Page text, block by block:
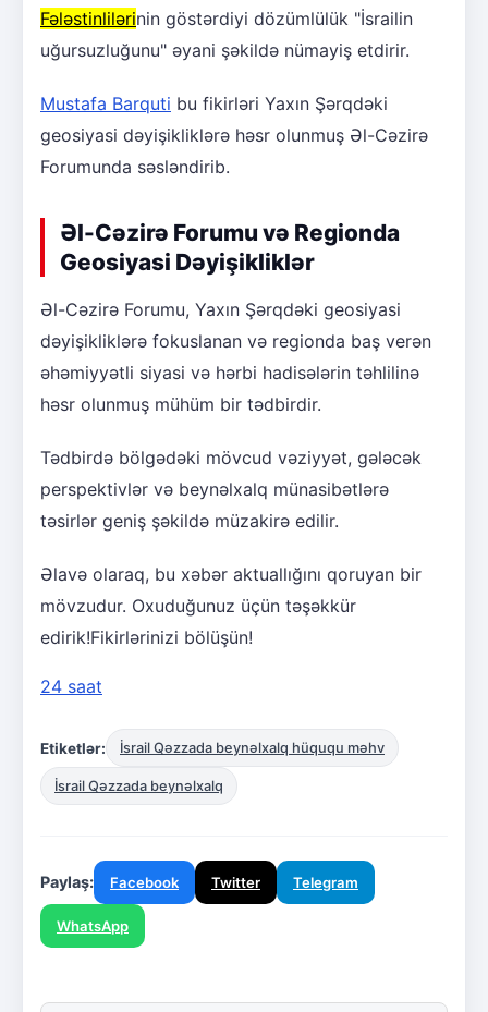
Fələstinlilərinin göstərdiyi dözümlülük "İsrailin
uğursuzluğunu" əyani şəkildə nümayiş etdirir.
Mustafa Barquti bu fikirləri Yaxın Şərqdəki
geosiyasi dəyişikliklərə həsr olunmuş Əl-Cəzirə
Forumunda səsləndirib.
Əl-Cəzirə Forumu və Regionda
Geosiyasi Dəyişikliklər
Əl-Cəzirə Forumu, Yaxın Şərqdəki geosiyasi
dəyişikliklərə fokuslanan və regionda baş verən
əhəmiyyətli siyasi və hərbi hadisələrin təhlilinə
həsr olunmuş mühüm bir tədbirdir.
Tədbirdə bölgədəki mövcud vəziyyət, gələcək
perspektivlər və beynəlxalq münasibətlərə
təsirlər geniş şəkildə müzakirə edilir.
Əlavə olaraq, bu xəbər aktuallığını qoruyan bir
mövzudur. Oxuduğunuz üçün təşəkkür
edirik!Fikirlərinizi bölüşün!
24 saat
Etiketlər: İsrail Qəzzada beynəlxalq hüququ məhv
İsrail Qəzzada beynəlxalq
Paylaş: Facebook Twitter Telegram
WhatsApp